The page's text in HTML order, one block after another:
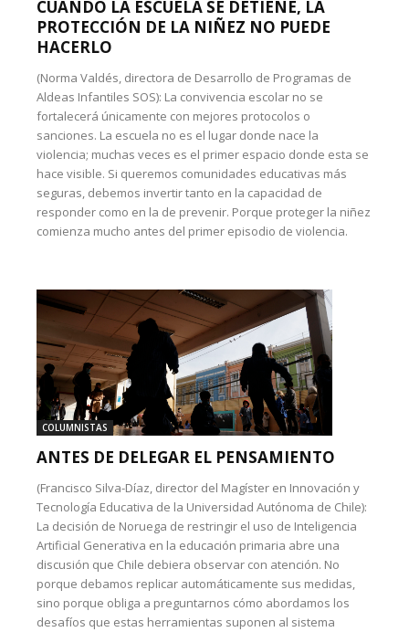
CUANDO LA ESCUELA SE DETIENE, LA
PROTECCIÓN DE LA NIÑEZ NO PUEDE
HACERLO
(Norma Valdés, directora de Desarrollo de Programas de
Aldeas Infantiles SOS): La convivencia escolar no se
fortalecerá únicamente con mejores protocolos o
sanciones. La escuela no es el lugar donde nace la
violencia; muchas veces es el primer espacio donde esta se
hace visible. Si queremos comunidades educativas más
seguras, debemos invertir tanto en la capacidad de
responder como en la de prevenir. Porque proteger la niñez
comienza mucho antes del primer episodio de violencia.
COLUMNISTAS
ANTES DE DELEGAR EL PENSAMIENTO
(Francisco Silva-Díaz, director del Magíster en Innovación y
Tecnología Educativa de la Universidad Autónoma de Chile):
La decisión de Noruega de restringir el uso de Inteligencia
Artificial Generativa en la educación primaria abre una
discusión que Chile debiera observar con atención. No
porque debamos replicar automáticamente sus medidas,
sino porque obliga a preguntarnos cómo abordamos los
desafíos que estas herramientas suponen al sistema